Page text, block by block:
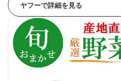
ヤフーで詳細を見る